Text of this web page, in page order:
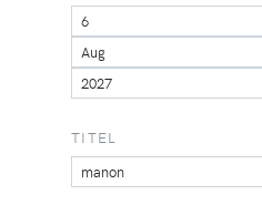
TITEL